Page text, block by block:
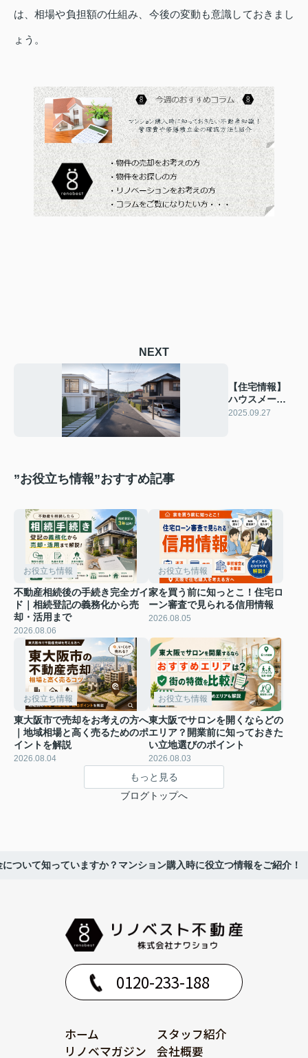
は、相場や負担額の仕組み、今後の変動も意識しておきまし
ょう。
NEXT
【住宅情報】
ハウスメーカ
ーと工務店の
2025.09.27
”お役立ち情報”おすすめ記事
お役立ち情報
不動産相続後の手続き完全ガイ
ド｜相続登記の義務化から売
却・活用まで
2026.08.06
お役立ち情報
家を買う前に知っとこ！住宅ロ
ーン審査で見られる信用情報
2026.08.05
お役立ち情報
東大阪市で売却をお考えの方へ
｜地域相場と高く売るためのポ
イントを解説
2026.08.04
お役立ち情報
東大阪でサロンを開くならどの
エリア？開業前に知っておきた
い立地選びのポイント
2026.08.03
もっと見る
ブログトップへ
ついて知っていますか？マンション購入時に役立つ情報をご紹介！
0120-233-188
ホーム
スタッフ紹介
リノベマガジン
会社概要